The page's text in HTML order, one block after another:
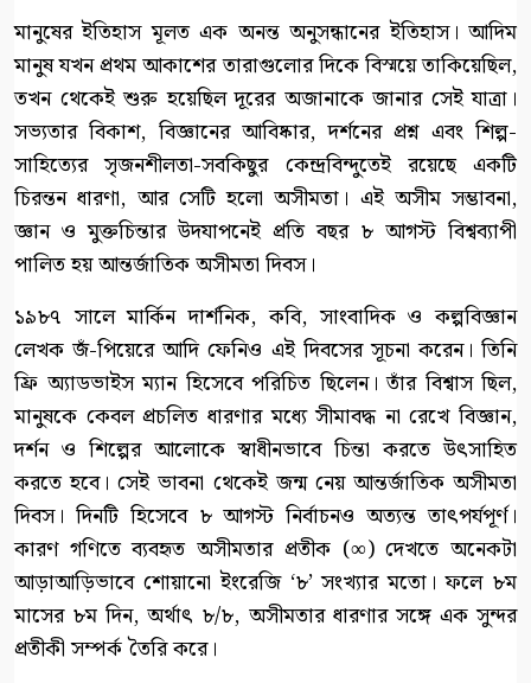
মানুষের ইতিহাস মূলত এক অনন্ত অনুসন্ধানের ইতিহাস। আদিম
মানুষ যখন প্রথম আকাশের তারাগুলোর দিকে বিস্ময়ে তাকিয়েছিল,
তখন থেকেই শুরু হয়েছিল দূরের অজানাকে জানার সেই যাত্রা।
সভ্যতার বিকাশ, বিজ্ঞানের আবিষ্কার, দর্শনের প্রশ্ন এবং শিল্প-
সাহিত্যের সৃজনশীলতা-সবকিছুর কেন্দ্রবিন্দুতেই রয়েছে একটি
চিরন্তন ধারণা, আর সেটি হলো অসীমতা। এই অসীম সম্ভাবনা,
জ্ঞান ও মুক্তচিন্তার উদযাপনেই প্রতি বছর ৮ আগস্ট বিশ্বব্যাপী
পালিত হয় আন্তর্জাতিক অসীমতা দিবস।
১৯৮৭ সালে মার্কিন দার্শনিক, কবি, সাংবাদিক ও কল্পবিজ্ঞান
লেখক জঁ-পিয়েরে আদি ফেনিও এই দিবসের সূচনা করেন। তিনি
ফ্রি অ্যাডভাইস ম্যান হিসেবে পরিচিত ছিলেন। তাঁর বিশ্বাস ছিল,
মানুষকে কেবল প্রচলিত ধারণার মধ্যে সীমাবদ্ধ না রেখে বিজ্ঞান,
দর্শন ও শিল্পের আলোকে স্বাধীনভাবে চিন্তা করতে উৎসাহিত
করতে হবে। সেই ভাবনা থেকেই জন্ম নেয় আন্তর্জাতিক অসীমতা
দিবস। দিনটি হিসেবে ৮ আগস্ট নির্বাচনও অত্যন্ত তাৎপর্যপূর্ণ।
কারণ গণিতে ব্যবহৃত অসীমতার প্রতীক (∞) দেখতে অনেকটা
আড়াআড়িভাবে শোয়ানো ইংরেজি ‘৮’ সংখ্যার মতো। ফলে ৮ম
মাসের ৮ম দিন, অর্থাৎ ৮/৮, অসীমতার ধারণার সঙ্গে এক সুন্দর
প্রতীকী সম্পর্ক তৈরি করে।